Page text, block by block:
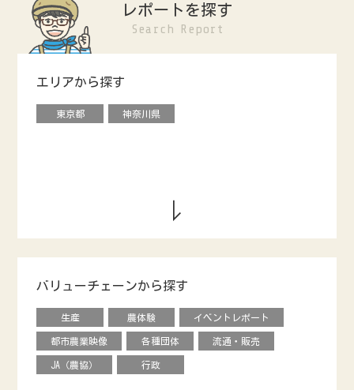
レポートを探す
Search Report
エリアから探す
東京都 神奈川県
バリューチェーンから探す
生産 農体験 イベントレポート
都市農業映像 各種団体 流通・販売
JA（農協） 行政